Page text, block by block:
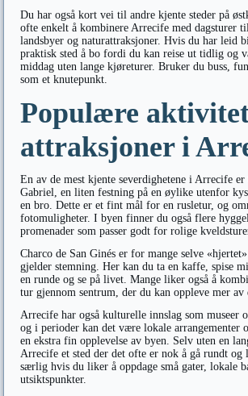
Du har også kort vei til andre kjente steder på
ofte enkelt å kombinere Arrecife med dagsturer
landsbyer og naturattraksjoner. Hvis du har leid
praktisk sted å bo fordi du kan reise ut tidlig og
middag uten lange kjøreturer. Bruker du buss,
som et knutepunkt.
Populære
attraksjoner i
En av de mest kjente severdighetene i Arrecife
Gabriel, en liten festning på en øylike utenfor
en bro. Dette er et fint mål for en rusletur, og
fotomuligheter. I byen finner du også flere
promenader som passer godt for rolige
Charco de San Ginés er for mange selve
gjelder stemning. Her kan du ta en kaffe, spise
en runde og se på livet. Mange liker også å
tur gjennom sentrum, der du kan oppleve mer
Arrecife har også kulturelle innslag som museer
og i perioder kan det være lokale arrangementer
en ekstra fin opplevelse av byen. Selv uten en
Arrecife et sted der det ofte er nok å gå rundt og
særlig hvis du liker å oppdage små gater, lokale
utsiktspunkter.